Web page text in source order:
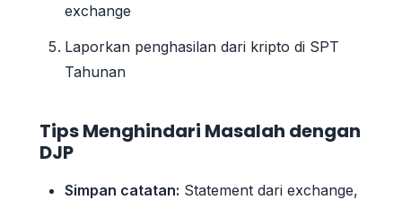
exchange
Laporkan penghasilan dari kripto di SPT
Tahunan
Tips Menghindari Masalah dengan
DJP
Simpan catatan: Statement dari exchange,